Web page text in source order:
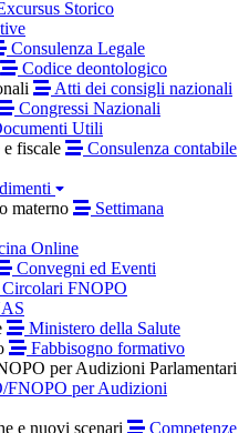
Storico
Consulenza Legale
Codice deontologico
Atti dei consigli nazionali
Congressi Nazionali
Utili
fiscale
Consulenza contabile
materno
Settimana
Online
Convegni ed Eventi
Circolari FNOPO
Ministero della Salute
Fabbisogno formativo
per Audizioni Parlamentari
FNOPO per Audizioni
e nuovi scenari
Competenze